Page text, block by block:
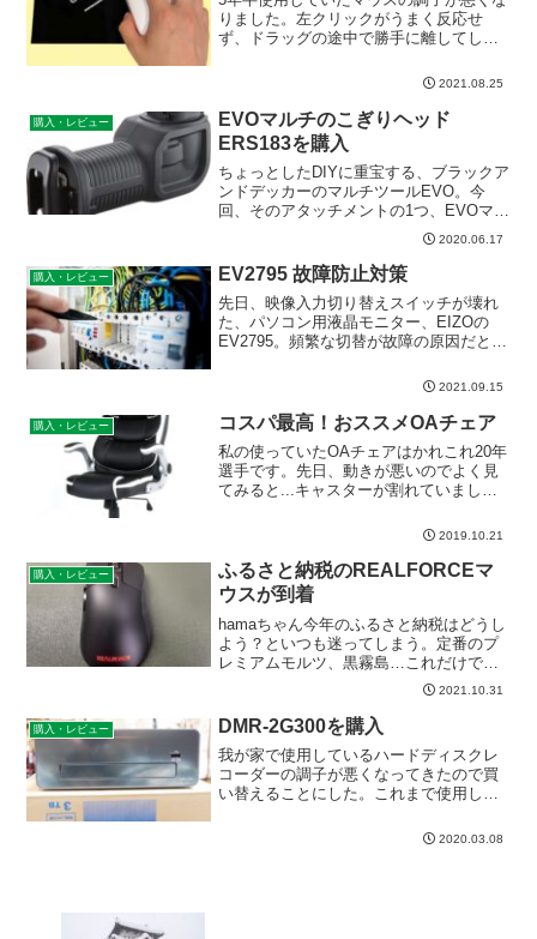
りました。左クリックがうまく反応せ
ず、ドラッグの途中で勝手に離してしま
きました。そこでAmazonで429円マウス
ーします。
2021.08.25
購入・レビュー
EVOマルチのこぎりヘッド
ERS183を購入
ちょっとしたDIYに重宝する、ブラックア
ンドデッカーのマルチツールEVO。今
回、そのアタッチメントの1つ、EVOマル
チのこぎりヘッドERS183を購入した。購
入した理由緊急事態宣言のさなか、せっ
せせっせとDIYをしていたが、その時に出
2020.06.17
購入・レビュー EV2795 故障防止対策
先日、映像入力切り替えスイッチが壊れ
た、パソコン用液晶モニター、EIZOの
EV2795。頻繁な切替が故障の原因だと思
器を購入しましたので、レビューを「書
2021.09.15
購入・レビュー コスパ最高！おススメOAチェア
私の使っていたOAチェアはかれこれ20年
選手です。先日、動きが悪いのでよく見
てみると...キャスターが割れていまし
とで買い替えることにしました。2019.10.21
購入・レビュー
ふるさと納税のREALFORCEマ
ウスが到着
hamaちゃん今年のふるさと納税はどうし
よう？といつも迷ってしまう。定番のプ
レミアムモルツ、黒霧島…これだけでは
限度額が余ってしまう。かといってあま
りコスパが悪いのも…なんかもったいな
い気がする。約5年半使用していたロジク
ールのマウス、M5...
2021.10.31
購入・レビュー DMR-2G300を購入
我が家で使用しているハードディスクレ
コーダーの調子が悪くなってきたので買
い替えることにした。これまで使用して
クのDMR-BRZ2000という機種だが、わず
2020.03.08